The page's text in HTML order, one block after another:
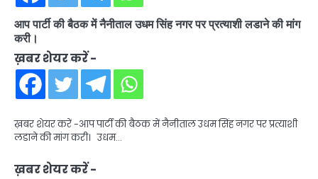
आप पार्टी की बैठक में नैनीताल उधम सिंह नगर पर प्रत्याशी लडाने की मांग
करी।
ख़बर शेयर करें -
ख़बर शेयर करें -आप पार्टी की बैठक में नैनीताल उधम सिंह नगर पर प्रत्याशी
लडाने की मांग करी। उधम…
ख़बर शेयर करें -